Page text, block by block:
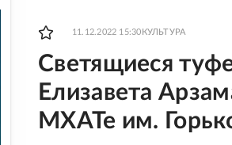
11.12.2022 15:30 КУЛЬТУРА
Светящиеся
Елизавета
МХАТе им.